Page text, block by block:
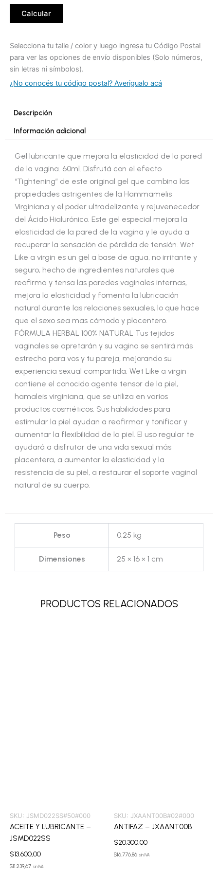
Calcular
Selecciona tu talle / color y luego ingresa tu Código Postal
para ver las opciones de envío disponibles (Solo números,
sin letras ni símbolos).
¿No conocés tu código postal? Averigualo acá
Descripción
Información adicional
Gel lubricante que mejora la elasticidad de la pared
de la vagina. 60ml. Disfrutá con el efecto
“Tightening” de este original gel que combina las
propiedades astrigentes de la Hammamelis
Virginiana y el poder ultradelizante y rejuvenecedor
del Ácido Hialurónico. Este gel especial mejora la
elasticidad de la pared de la vagina y le ayuda a
recuperar la sensación de pérdida de tensión. Wet
Like a virgin es un gel a base de agua, no irritante y
seguro, hecho de ingredientes naturales que
reafirma y tensa las paredes vaginales internas,
mejora la elasticidad y fomenta la lubricación
natural durante las relaciones sexuales, lo que hace
que el sexo sea más cómodo y placentero.
FÓRMULA HERBAL 100% NATURAL Tus tejidos
vaginales se apretarán y su vagina se sentirá más
estrecha para vos y tu pareja, mejorando su
experiencia sexual compartida. Wet Like a virgin
contiene el conocido agente tensor de la piel,
hamaleis virginiana, que se utiliza en varios
productos cosméticos. Sus habilidades para
estimular la piel ayudan a reafirmar y tonificar y
aumentar la flexibilidad de la piel. El uso regular te
ayudará a disfrutar de una vida sexual más
placentera, a aumentar la elasticidad y la
resistencia de su piel, a restaurar el soporte vaginal
natural de su cuerpo.
Peso 0,25 kg
Dimensiones 25 × 16 × 1 cm
PRODUCTOS RELACIONADOS
SKU: JSMD022SS#50#000
ACEITE Y LUBRICANTE –
JSMD022SS
$13.600,00
$11.239,67 sin IVA
SKU: JXAANT00B#02#000
ANTIFAZ – JXAANT00B
$20.300,00
$16.776,86 sin IVA